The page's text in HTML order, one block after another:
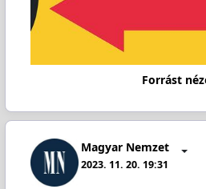
Forrást
Magyar Nemzet
2023. 11. 20. 19:31